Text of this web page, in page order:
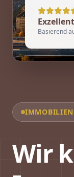
Wir
Basierend